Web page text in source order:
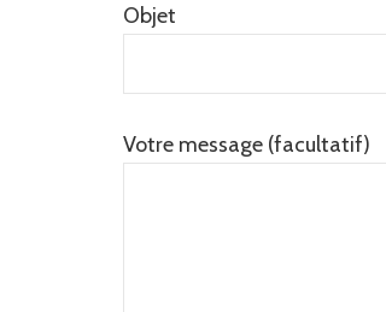
Objet
Votre message (facultatif)